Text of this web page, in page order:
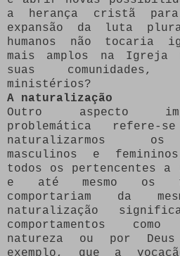
a herança cristã
expansão da luta
humanos não tocaria
mais amplos na Igreja
suas comunidades,
ministérios?
A naturalização
Outro aspecto
problemática
naturalizarmos os
masculinos e
todos os pertencentes a
e até mesmo os
comportariam da
naturalização
comportamentos
natureza ou por
exemplo, que a